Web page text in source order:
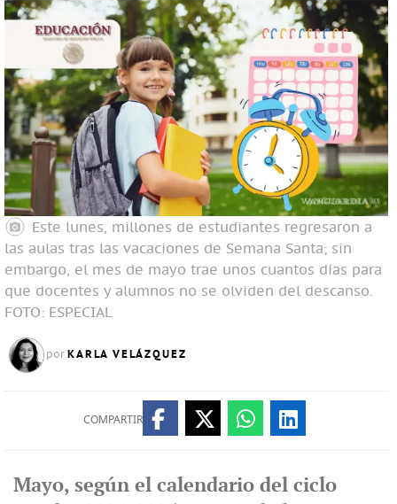
Este lunes, millones de estudiantes regresaron a
las aulas tras las vacaciones de Semana Santa; sin
embargo, el mes de mayo trae unos cuantos días para
que docentes y alumnos no se olviden del descanso.
FOTO: ESPECIAL
por KARLA VELÁZQUEZ
COMPARTIR
Mayo, según el calendario del ciclo